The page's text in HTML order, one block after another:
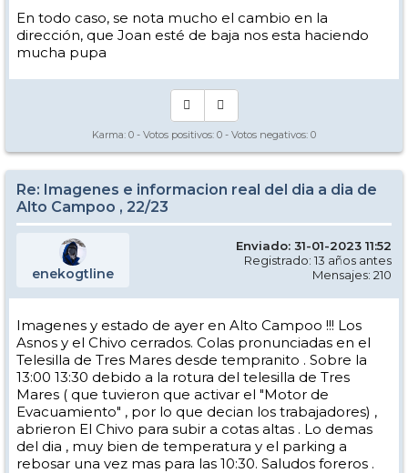
En todo caso, se nota mucho el cambio en la
dirección, que Joan esté de baja nos esta haciendo
mucha pupa
Karma: 0 - Votos positivos: 0 - Votos negativos: 0
Re: Imagenes e informacion real del dia a dia de
Alto Campoo , 22/23
enekogtline
Enviado: 31-01-2023 11:52
Registrado: 13 años antes
Mensajes: 210
Imagenes y estado de ayer en Alto Campoo !!! Los
Asnos y el Chivo cerrados. Colas pronunciadas en el
Telesilla de Tres Mares desde tempranito . Sobre la
13:00 13:30 debido a la rotura del telesilla de Tres
Mares ( que tuvieron que activar el "Motor de
Evacuamiento" , por lo que decian los trabajadores) ,
abrieron El Chivo para subir a cotas altas . Lo demas
del dia , muy bien de temperatura y el parking a
rebosar una vez mas para las 10:30. Saludos foreros .